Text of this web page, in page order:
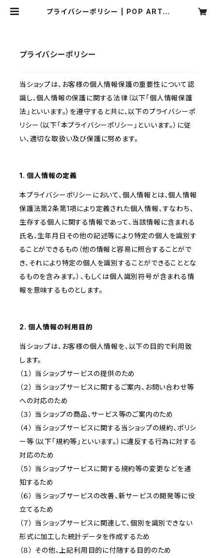
プライバシーポリシー | POP ART S
プライバシーポリシー
当ショップは、お客様の個人情報保護の重要性について認
識し、個人情報の保護に関する法律（以下「個人情報保護
法」といいます。）を遵守すると共に、以下のプライバシーポ
リシー（以下「本プライバシーポリシー」といいます。）に従
い、適切な取扱い及び保護に努めます。
1. 個人情報の定義
本プライバシーポリシーにおいて、個人情報とは、個人情報
保護法第2条第1項により定義された個人情報、すなわち、
生存する個人に関する情報であって、当該情報に含まれる
氏名、生年月日その他の記述等により特定の個人を識別す
ることができるもの（他の情報と容易に照合することがで
き、それにより特定の個人を識別することができることとな
るものを含みます。）、もしくは個人識別符号が含まれる情
報を意味するものとします。
2. 個人情報の利用目的
当ショップは、お客様の個人情報を、以下の目的で利用致
します。
（１） 当ショップサービスの提供のため
（２） 当ショップサービスに関するご案内、お問い合わせ等
への対応のため
（３） 当ショップの商品、サービス等のご案内のため
（４） 当ショップサービスに関する当ショップの規約、ポリシ
ー等（以下「規約等」といいます。）に違反する行為に対する
対応のため
（５） 当ショップサービスに関する規約等の変更などを通
知するため
（６） 当ショップサービスの改善、新サービスの開発等に役
立てるため
（７） 当ショップサービスに関連して、個別を識別できない
形式に加工した統計データを作成するため
（８） その他、上記利用目的に付随する目的のため